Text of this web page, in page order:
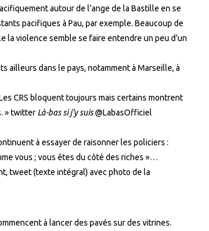
autour de l’ange de la Bastille en se
pacifiques à Pau, par exemple. Beaucoup de
la violence semble se faire entendre un peu d’un
ailleurs dans le pays, notamment à Marseille, à
CRS bloquent toujours mais certains montrent
» twitter Là-bas si j’y suis@LabasOfficiel
à essayer de raisonner les policiers :
vous ; vous êtes du côté des riches »…
tweet (texte intégral) avec photo de la
à lancer des pavés sur des vitrines.